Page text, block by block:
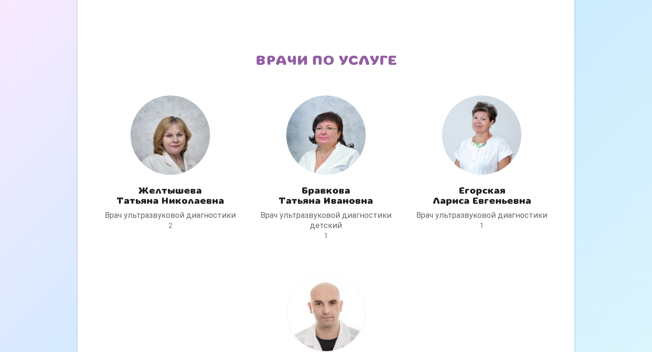
ВРАЧИ ПО УСЛУГЕ
Желтышева
Татьяна Николаевна
Врач ультразвуковой диагностики
2
Бравкова
Татьяна Ивановна
Врач ультразвуковой диагностики
детский
1
Егорская
Лариса Евгеньевна
Врач ультразвуковой диагностики
1
Консультация ортопеда +
тейпирование за 1 приём
Вас или вашего ребёнка беспокоят:
- боли в спине, шее, коленях или ногах?
- дискомфорт после спорта и нагрузок?
- последствия травм, растяжений или ушибов?